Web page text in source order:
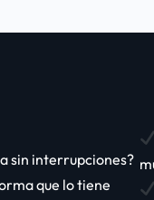
sin interrupciones?
que lo tiene